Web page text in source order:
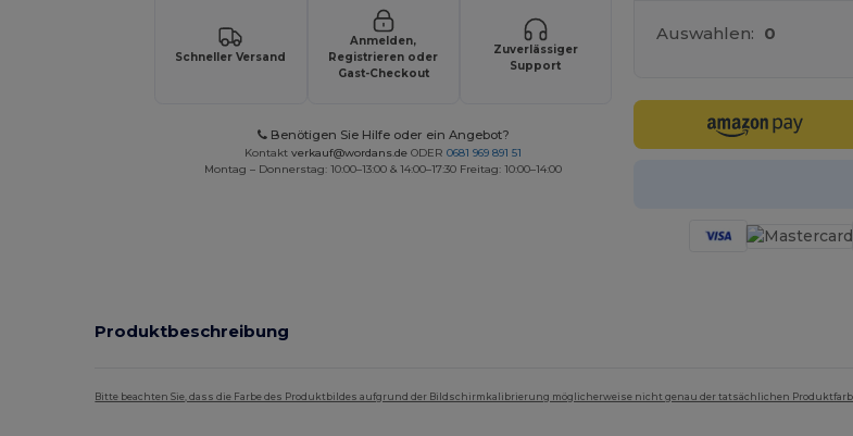
Schneller Versand
Anmelden,
Registrieren oder
Gast-Checkout
Zuverlässiger
Support
Benötigen Sie Hilfe oder ein Angebot?
Kontaktverkauf@wordans.de ODER0681 969 891 51
Montag – Donnerstag: 10:00–13:00 & 14:00–17:30 Freitag: 10:00–14:00
Auswahlen: 0
Produktbeschreibung
Bitte beachten Sie, dass die Farbe des Produktbildes aufgrund der Bildschirmkalibrierung möglicherweise nicht genau der tatsächlichen